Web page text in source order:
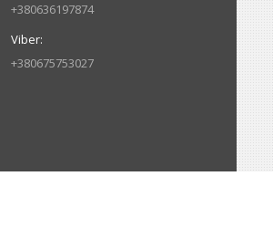
+380636197874
+380675753027